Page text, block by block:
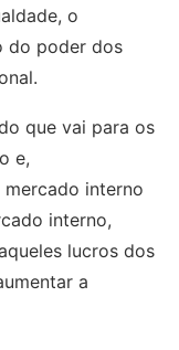
o
do poder dos
que vai para os
e,
interno
interno,
lucros dos
a